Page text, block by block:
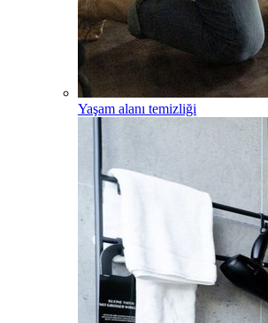
Yaşam alanı temizliği